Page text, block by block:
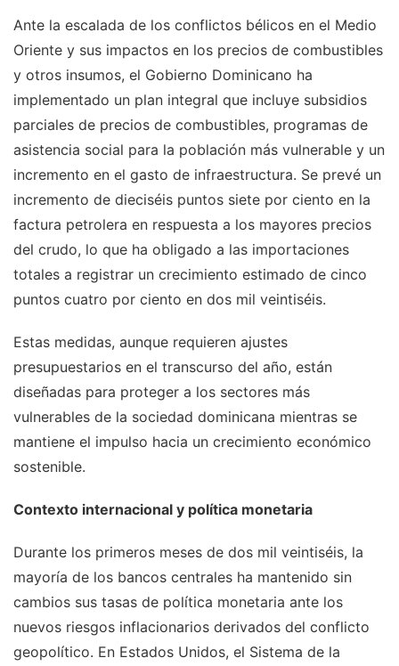
Ante la escalada de los conflictos bélicos en el Medio
Oriente y sus impactos en los precios de combustibles
y otros insumos, el Gobierno Dominicano ha
implementado un plan integral que incluye subsidios
parciales de precios de combustibles, programas de
asistencia social para la población más vulnerable y un
incremento en el gasto de infraestructura. Se prevé un
incremento de dieciséis puntos siete por ciento en la
factura petrolera en respuesta a los mayores precios
del crudo, lo que ha obligado a las importaciones
totales a registrar un crecimiento estimado de cinco
puntos cuatro por ciento en dos mil veintiséis.
Estas medidas, aunque requieren ajustes
presupuestarios en el transcurso del año, están
diseñadas para proteger a los sectores más
vulnerables de la sociedad dominicana mientras se
mantiene el impulso hacia un crecimiento económico
sostenible.
Contexto internacional y política monetaria
Durante los primeros meses de dos mil veintiséis, la
mayoría de los bancos centrales ha mantenido sin
cambios sus tasas de política monetaria ante los
nuevos riesgos inflacionarios derivados del conflicto
geopolítico. En Estados Unidos, el Sistema de la